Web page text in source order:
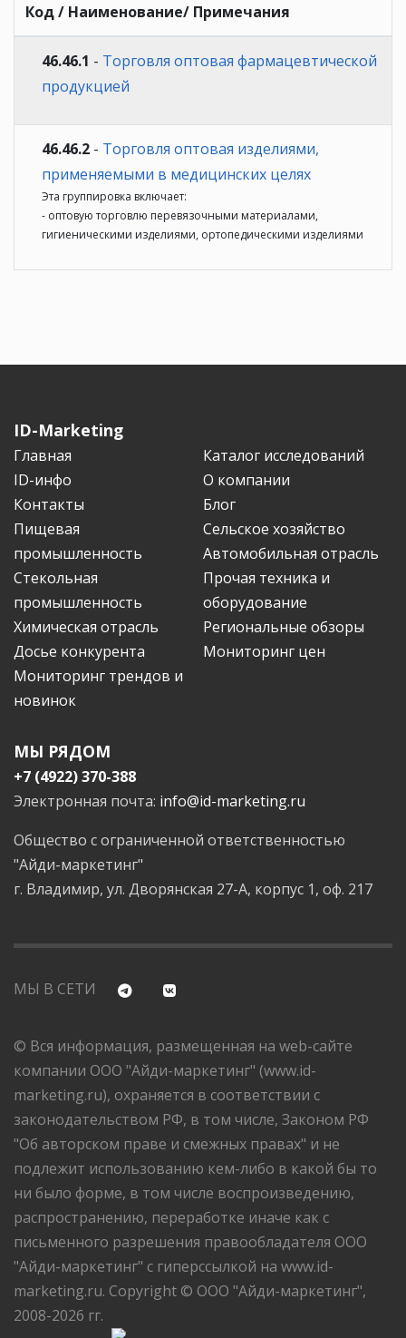
Код / Наименование/ Примечания
46.46.1 - Торговля оптовая фармацевтической
продукцией
46.46.2 - Торговля оптовая изделиями,
применяемыми в медицинских целях
Эта группировка включает:
- оптовую торговлю перевязочными материалами,
гигиеническими изделиями, ортопедическими изделиями
ID-Marketing
Главная
Каталог исследований
ID-инфо
О компании
Контакты
Блог
Пищевая
промышленность
Сельское хозяйство
Автомобильная отрасль
Стекольная
промышленность
Прочая техника и
оборудование
Химическая отрасль
Региональные обзоры
Досье конкурента
Мониторинг цен
Мониторинг трендов и
новинок
МЫ РЯДОМ
+7 (4922) 370-388
Электронная почта: info@id-marketing.ru
Общество с ограниченной ответственностью
"Айди-маркетинг"
г. Владимир, ул. Дворянская 27-А, корпус 1, оф. 217
МЫ В СЕТИ
© Вся информация, размещенная на web-сайте
компании ООО "Айди-маркетинг" (www.id-
marketing.ru), охраняется в соответствии с
законодательством РФ, в том числе, Законом РФ
"Об авторском праве и смежных правах" и не
подлежит использованию кем-либо в какой бы то
ни было форме, в том числе воспроизведению,
распространению, переработке иначе как с
письменного разрешения правообладателя ООО
"Айди-маркетинг" с гиперссылкой на www.id-
marketing.ru. Copyright © ООО "Айди-маркетинг",
2008-2026 гг.